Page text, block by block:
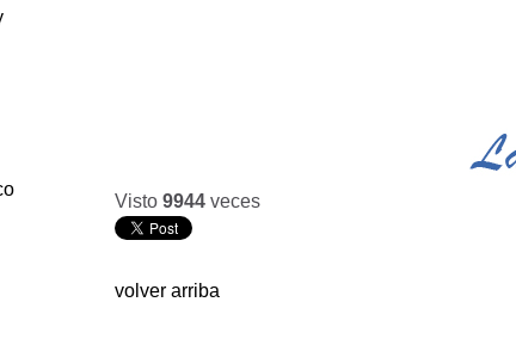
Visto 9944 veces
volver arriba